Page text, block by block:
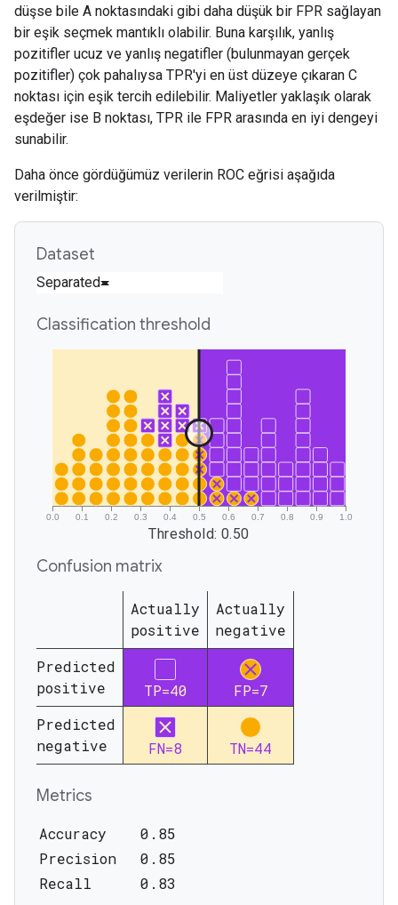
düşse bile A noktasındaki gibi daha düşük bir FPR sağlayan
bir eşik seçmek mantıklı olabilir. Buna karşılık, yanlış
pozitifler ucuz ve yanlış negatifler (bulunmayan gerçek
pozitifler) çok pahalıysa TPR'yi en üst düzeye çıkaran C
noktası için eşik tercih edilebilir. Maliyetler yaklaşık olarak
eşdeğer ise B noktası, TPR ile FPR arasında en iyi dengeyi
sunabilir.
Daha önce gördüğümüz verilerin ROC eğrisi aşağıda
verilmiştir: